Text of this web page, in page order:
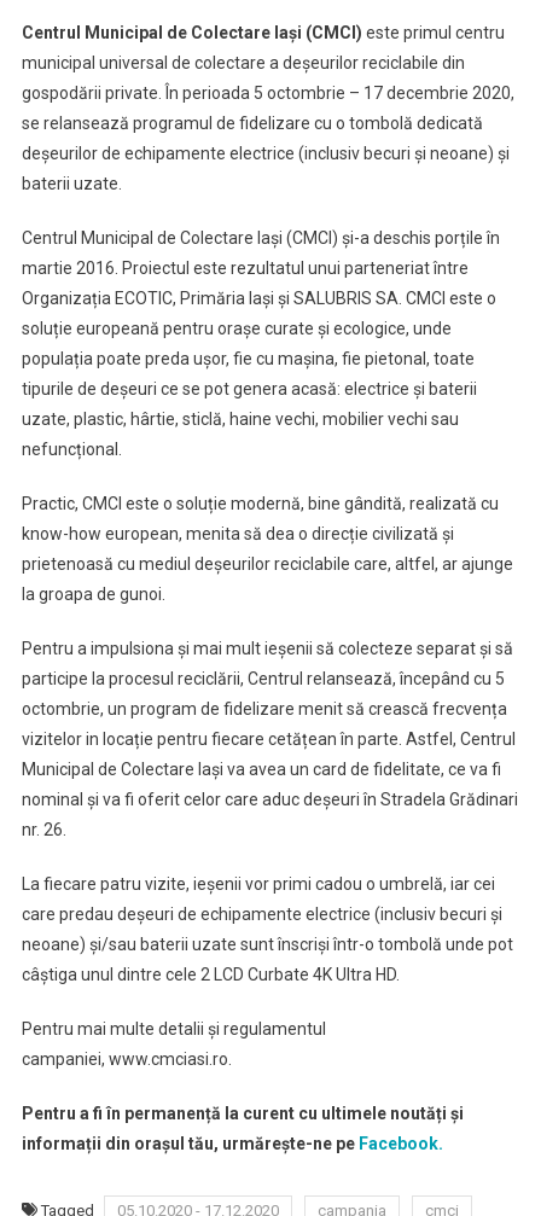
Centrul Municipal de Colectare Iași (CMCI) este primul centru
municipal universal de colectare a deșeurilor reciclabile din
gospodării private. În perioada 5 octombrie – 17 decembrie 2020,
se relansează programul de fidelizare cu o tombolă dedicată
deșeurilor de echipamente electrice (inclusiv becuri și neoane) și
baterii uzate.
Centrul Municipal de Colectare Iași (CMCI) și-a deschis porțile în
martie 2016. Proiectul este rezultatul unui parteneriat între
Organizația ECOTIC, Primăria Iași și SALUBRIS SA. CMCI este o
soluție europeană pentru orașe curate și ecologice, unde
populația poate preda ușor, fie cu mașina, fie pietonal, toate
tipurile de deșeuri ce se pot genera acasă: electrice și baterii
uzate, plastic, hârtie, sticlă, haine vechi, mobilier vechi sau
nefuncțional.
Practic, CMCI este o soluție modernă, bine gândită, realizată cu
know-how european, menita să dea o direcție civilizată și
prietenoasă cu mediul deșeurilor reciclabile care, altfel, ar ajunge
la groapa de gunoi.
Pentru a impulsiona și mai mult ieșenii să colecteze separat și să
participe la procesul reciclării, Centrul relansează, începând cu 5
octombrie, un program de fidelizare menit să crească frecvența
vizitelor in locație pentru fiecare cetățean în parte. Astfel, Centrul
Municipal de Colectare Iași va avea un card de fidelitate, ce va fi
nominal și va fi oferit celor care aduc deșeuri în Stradela Grădinari
nr. 26.
La fiecare patru vizite, ieșenii vor primi cadou o umbrelă, iar cei
care predau deșeuri de echipamente electrice (inclusiv becuri și
neoane) și/sau baterii uzate sunt înscriși într-o tombolă unde pot
câștiga unul dintre cele 2 LCD Curbate 4K Ultra HD.
Pentru mai multe detalii și regulamentul
campaniei, www.cmciasi.ro.
Pentru a fi în permanență la curent cu ultimele noutăți și
informații din orașul tău, urmărește-ne peFacebook.
Tagged 05.10.2020 - 17.12.2020 campania
cmci